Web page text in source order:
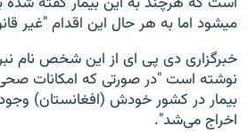
میشود اما به هر حال این اقدام "غیر
خبرگزاری دی پی ای از این شخص نام
نوشته است "در صورتی که امکانات
بیمار در کشور خودش (افغانستان) وجود
اخراج می‌شد".